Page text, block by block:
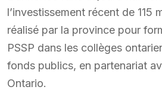
l’investissement récent de 115
réalisé par la province pour
PSSP dans les collèges
fonds publics, en partenariat
Ontario.